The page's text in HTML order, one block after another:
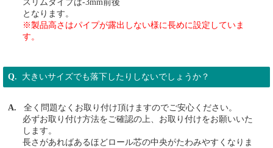
スリムタイプは-3mm前後
となります。
※製品高さはパイプが露出しない様に長めに設定していま
す。
大きいサイズでも落下したりしないでしょうか？
全く問題なくお取り付け頂けますのでご安心ください。
必ずお取り付け方法をご確認の上、お取り付けをお願いいた
します。
長さがあればあるほどロール芯の中央がたわみやすくなりま